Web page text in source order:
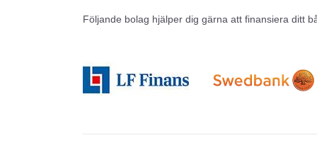
Följande bolag hjälper dig gärna att finansiera ditt